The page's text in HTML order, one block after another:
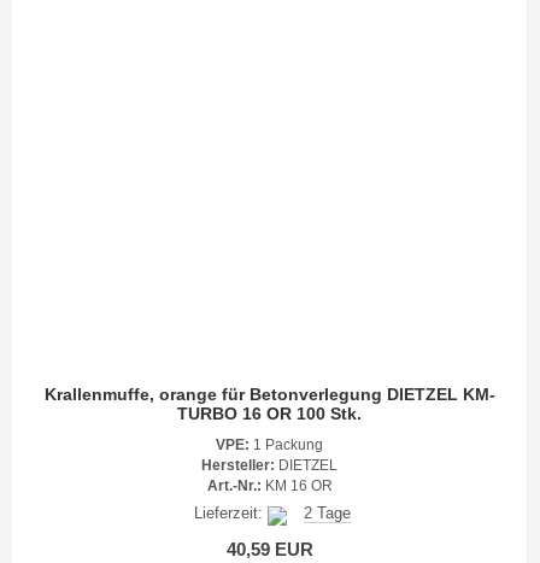
Krallenmuffe, orange für Betonverlegung DIETZEL KM-
TURBO 16 OR 100 Stk.
VPE: 1 Packung
Hersteller: DIETZEL
Art.-Nr.: KM 16 OR
Lieferzeit: 2 Tage
40,59 EUR